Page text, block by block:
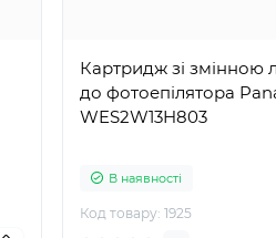
Картридж зі змінною
до фотоепілятора
WES2W13H803
В наявності
Код товару: 1925